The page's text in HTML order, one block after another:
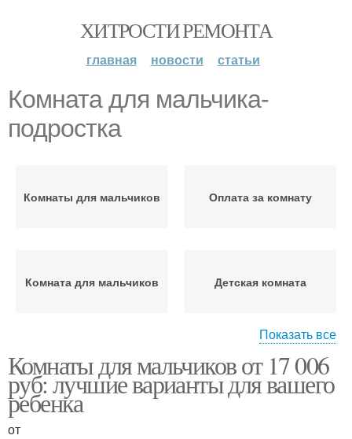
ХИТРОСТИ РЕМОНТА
главная новости статьи
Комната для мальчика-
подростка
Комнаты для мальчиков Оплата за комнату
Комната для мальчиков Детская комната
Крутая комната Подростковая комната
Показать все
Комнаты для мальчиков от 17 006
руб: лучшие варианты для вашего
ребенка
от